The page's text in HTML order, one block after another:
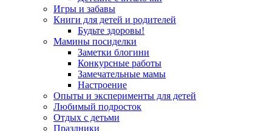
Игры и забавы
Книги для детей и родителей
Будьте здоровы!
Мамины посиделки
Заметки блогини
Конкурсные работы
Замечательные мамы
Настроение
Опыты и эксперименты для детей
Любимый подросток
Отдых с детьми
Праздники